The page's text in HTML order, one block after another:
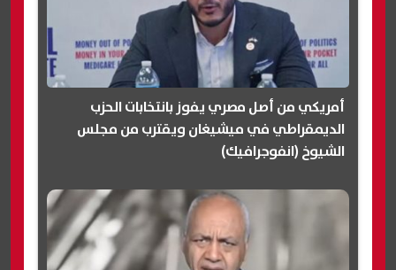
أمريكي من أصل مصري يفوز بانتخابات الحزب
الديمقراطي في ميشيغان ويقترب من مجلس
الشيوخ (انفوجرافيك)